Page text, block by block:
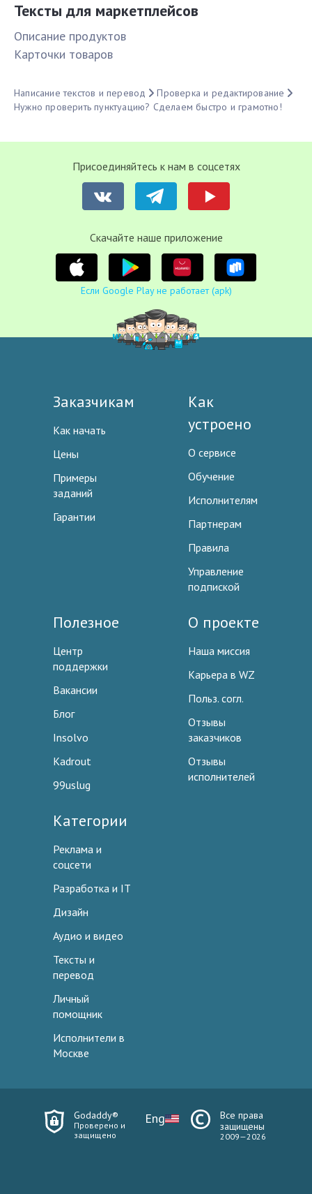
Тексты для маркетплейсов
Описание продуктов
Карточки товаров
Написание текстов и перевод
Проверка и редактирование
Нужно проверить пунктуацию? Сделаем быстро и грамотно!
Присоединяйтесь к нам в соцсетях
Cкачайте наше приложение
Если Google Play не работает (apk)
Заказчикам
Как начать
Цены
Примеры
заданий
Гарантии
Как
устроено
О сервисе
Обучение
Исполнителям
Партнерам
Правила
Управление
подпиской
Полезное
Центр
поддержки
Вакансии
Блог
Insolvo
Kadrout
99uslug
О проекте
Наша миссия
Карьера в WZ
Польз. согл.
Отзывы
заказчиков
Отзывы
исполнителей
Категории
Реклама и
соцсети
Разработка и IT
Дизайн
Аудио и видео
Тексты и
перевод
Личный
помощник
Исполнители в
Москве
Godaddy®
Проверено и
защищено
Eng
Все права
защищены
2009—2026